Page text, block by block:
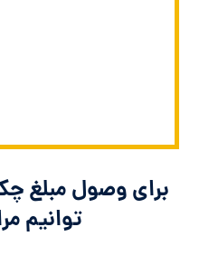
برای وصول مبلغ
توانیم